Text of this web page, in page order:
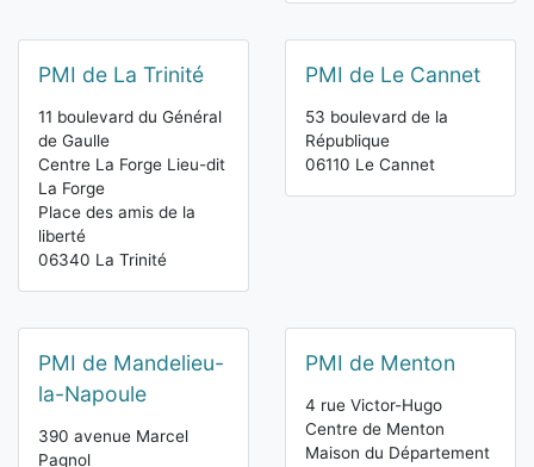
PMI de La Trinité
11 boulevard du Général
de Gaulle
Centre La Forge Lieu-dit
La Forge
Place des amis de la
liberté
06340 La Trinité
PMI de Le Cannet
53 boulevard de la
République
06110 Le Cannet
PMI de Mandelieu-
la-Napoule
390 avenue Marcel
Pagnol
PMI de Menton
4 rue Victor-Hugo
Centre de Menton
Maison du Département